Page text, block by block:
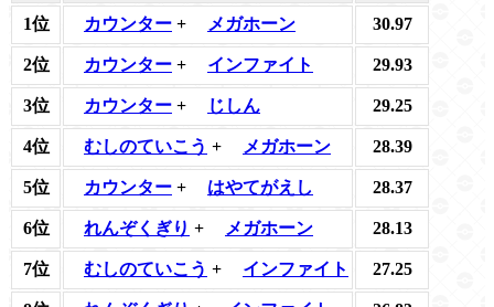
1位
カウンター + メガホーン 30.97
2位 カウンター + インファイト 29.93
3位 カウンター + じしん 29.25
4位 むしのていこう + メガホーン 28.39
5位 カウンター + はやてがえし 28.37
6位 れんぞくぎり + メガホーン 28.13
7位 むしのていこう + インファイト 27.25